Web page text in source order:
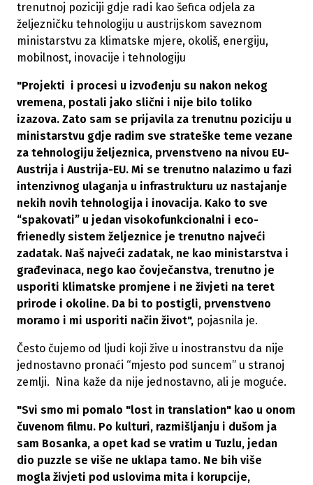
trenutnoj poziciji gdje radi kao šefica odjela za
željezničku tehnologiju u austrijskom saveznom
ministarstvu za klimatske mjere, okoliš, energiju,
mobilnost, inovacije i tehnologiju
"Projekti i procesi u izvođenju su nakon nekog
vremena, postali jako slični i nije bilo toliko
izazova. Zato sam se prijavila za trenutnu poziciju u
ministarstvu gdje radim sve strateške teme vezane
za tehnologiju željeznica, prvenstveno na nivou EU-
Austrija i Austrija-EU. Mi se trenutno nalazimo u fazi
intenzivnog ulaganja u infrastrukturu uz nastajanje
nekih novih tehnologija i inovacija. Kako to sve
“spakovati” u jedan visokofunkcionalni i eco-
frienedly sistem željeznice je trenutno najveći
zadatak. Naš najveći zadatak, ne kao ministarstva i
građevinaca, nego kao čovječanstva, trenutno je
usporiti klimatske promjene i ne živjeti na teret
prirode i okoline. Da bi to postigli, prvenstveno
moramo i mi usporiti način život", pojasnila je.
Često čujemo od ljudi koji žive u inostranstvu da nije
jednostavno pronaći “mjesto pod suncem” u stranoj
zemlji. Nina kaže da nije jednostavno, ali je moguće.
"Svi smo mi pomalo "lost in translation" kao u onom
čuvenom filmu. Po kulturi, razmišljanju i dušom ja
sam Bosanka, a opet kad se vratim u Tuzlu, jedan
dio puzzle se više ne uklapa tamo. Ne bih više
mogla živjeti pod uslovima mita i korupcije,